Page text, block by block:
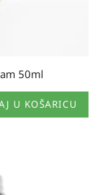
50ml
U KOŠARICU